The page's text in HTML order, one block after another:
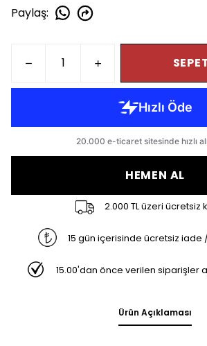
Paylaş:
HEMEN AL
2.000 TL üzeri ücretsiz
15 gün içerisinde ücretsiz iade
15.00'dan önce verilen siparişler
Ürün Açıklaması